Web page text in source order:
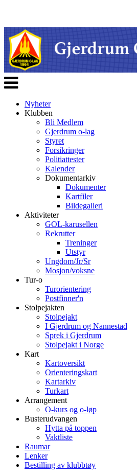
Veksle
navigasjon
Nyheter
Klubben
Bli Medlem
Gjerdrum o-lag
Styret
Forsikringer
Politiattester
Kalender
Dokumentarkiv
Dokumenter
Kartfiler
Bildegalleri
Aktiviteter
GOL-karusellen
Rekrutter
Treninger
Utstyr
Ungdom/Jr/Sr
Mosjon/voksne
Tur-o
Turorientering
Postfinner'n
Stolpejakten
Stolpejakt
I Gjerdrum og Nannestad
Sprek i Gjerdrum
Stolpejakt i Norge
Kart
Kartoversikt
Orienteringskart
Kartarkiv
Turkart
Arrangement
O-kurs og o-løp
Busterudvangen
Hytta på toppen
Vaktliste
Raumar
Lenker
Bestilling av klubbtøy